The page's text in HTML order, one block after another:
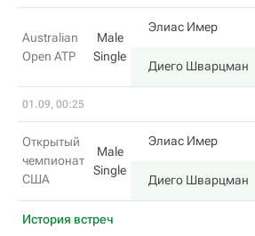
Australian
Open ATP
Male
Single
Элиас Имер
Диего Шварцман
01.09, 00:25
Открытый
чемпионат
США
Male
Single
Элиас Имер
Диего Шварцман
История встреч